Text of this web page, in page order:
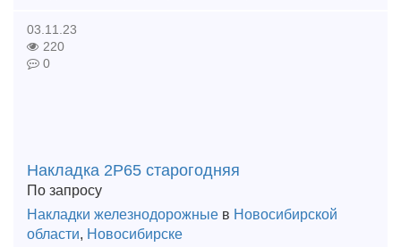
03.11.23
220
0
Накладка 2Р65 старогодняя
По запросу
Накладки железнодорожные в Новосибирской
области, Новосибирске